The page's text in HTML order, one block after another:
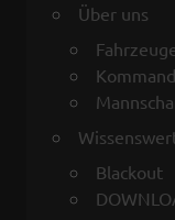
Über uns
Blackout